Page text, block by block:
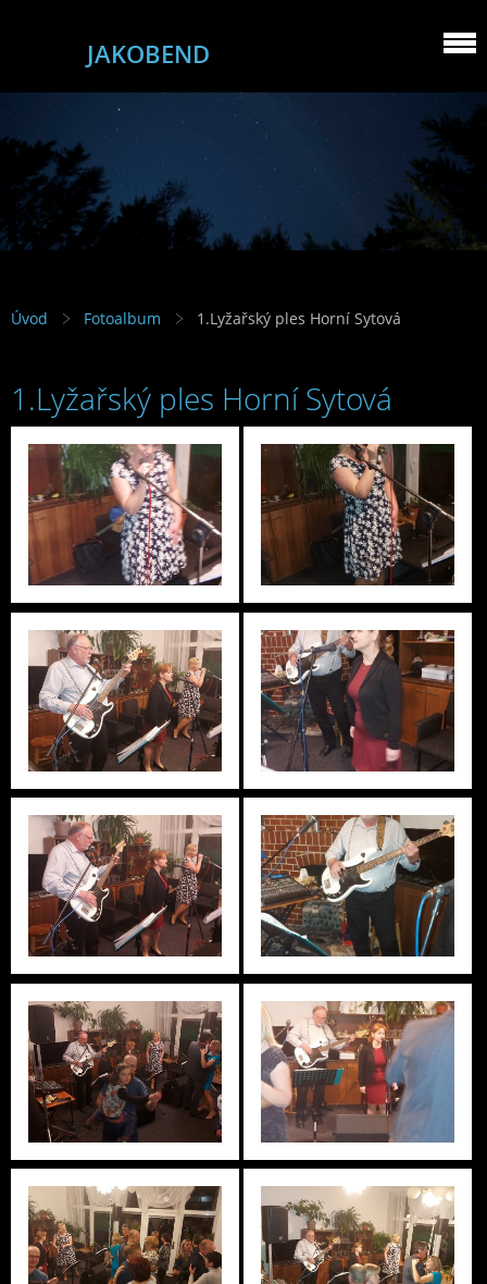
JAKOBEND
Úvod Fotoalbum 1.Lyžařský ples Horní Sytová
1.Lyžařský ples Horní Sytová